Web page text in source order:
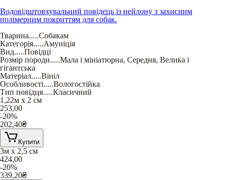
Водовідштовхувальний повідець із нейлону з захисним
полімерним покриттям для собак.
Тварина.....Собакам
Категорія.....Амуніція
Вид.....Повідці
Розмір породи.....Мала і мініатюрна, Середня, Велика і
гігантська
Матеріал.....Вініл
Особливості.....Вологостійка
Тип повідця.....Класичний
1,22м х 2 см
253,00
-20%
202,40₴
Купити
3м х 2,5 см
424,00
-20%
339,20₴